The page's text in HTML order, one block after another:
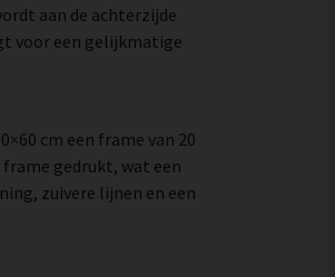
aan de achterzijde
voor een gelijkmatige
cm een frame van 20
gedrukt, wat een
zuivere lijnen en een